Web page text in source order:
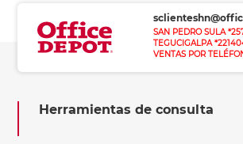
SAN PEDRO SULA
TEGUCIGALPA
VENTAS POR
Herramientas de consulta